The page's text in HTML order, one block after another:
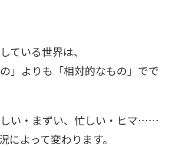
ている世界は、
」よりも「相対的なもの」でで
い・まずい、忙しい・ヒマ……
によって変わります。